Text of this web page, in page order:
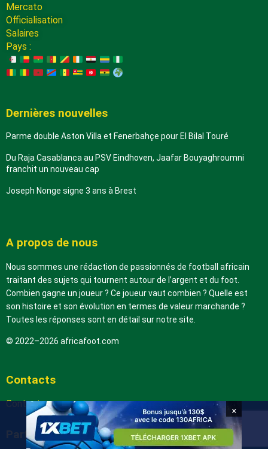
Mercato
Officialisation
Salaires
Pays :
Dernières nouvelles
Parme double Aston Villa et Fenerbahçe pour El Bilal Touré
Du Raja Casablanca au PSV Eindhoven, Jaafar Bouyaghroumni
franchit un nouveau cap
Joseph Nonge signe 3 ans à Brest
A propos de nous
Nous sommes une rédaction de passionnés de football africain
traitant des sujets qui tournent autour de l’argent et du foot.
Combien gagne un joueur ? Ce joueur vaut combien ? Quelle est
son histoire et son évolution en termes de valeur marchande ?
Toutes les réponses sont en détail sur notre site.
© 2022–2026 africafoot.com
Contacts
Contactez-nous
Partenaires
×